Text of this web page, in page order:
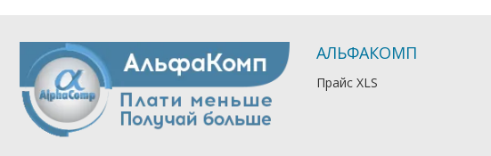
АЛЬФАКОМП
Прайс XLS